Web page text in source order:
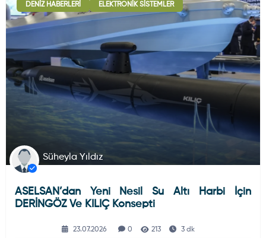
DENIZ HABERLERI ELEKTRONIK SISTEMLER
Süheyla Yıldız
ASELSAN’dan Yeni Nesil Su Altı Harbi İçin
DERİNGÖZ Ve KILIÇ Konsepti
23.07.2026 0 213 3 dk